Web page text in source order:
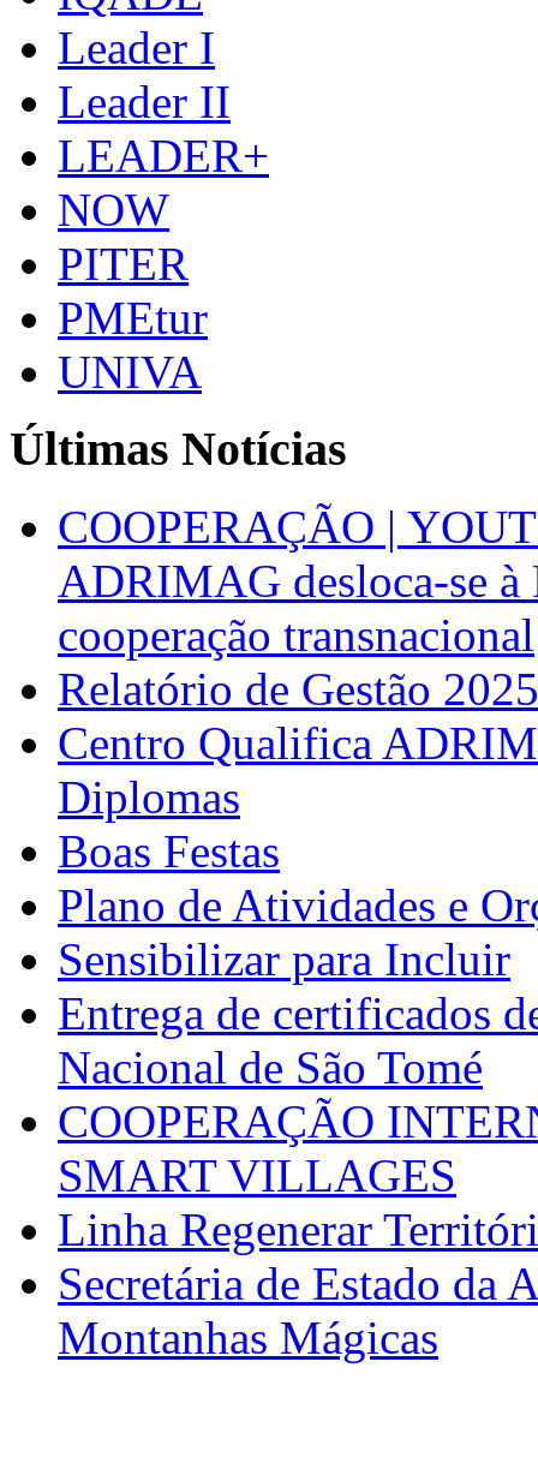
Leader I
Leader II
LEADER+
NOW
PITER
PMEtur
UNIVA
Últimas Notícias
COOPERAÇÃO |
ADRIMAG desloca-se
cooperação transnacional
Relatório de Gestão 2025
Centro Qualifica
Diplomas
Boas Festas
Plano de Atividades e
Sensibilizar para Incluir
Entrega de certificados
Nacional de São Tomé
COOPERAÇÃO
SMART VILLAGES
Linha Regenerar
Secretária de Estado da
Montanhas Mágicas